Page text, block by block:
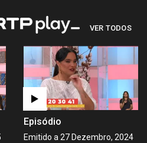
VER TODOS
Episódio
Emitido a 27 Dezembro, 2024